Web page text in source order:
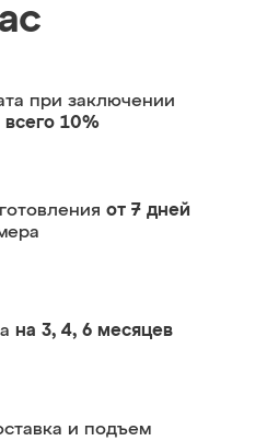
при заключении
всего 10%
от 7 дней
на 3, 4, 6 месяцев
и подъем